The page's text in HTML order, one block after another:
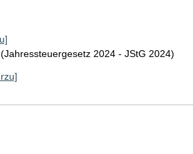
2024 - JStG 2024)